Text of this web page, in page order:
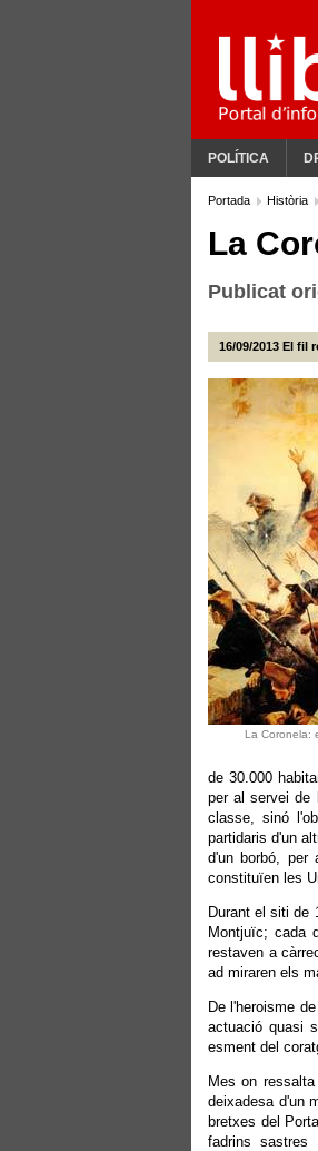
POLÍTICA
Portada Història
La
Publicat
16/09/2013 El fil
La Coronela:
de 30.000
per al servei de
classe, sinó
partidaris d'un
d'un borbó, per
constituïen les
Durant el siti de
Montjuïc; cada
restaven a
ad miraren els
De l'heroisme
actuació quasi
esment del
Mes on
deixadesa d'un
bretxes del
fadrins sastres